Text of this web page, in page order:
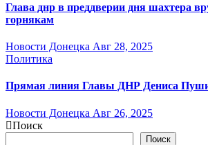
Глава днр в преддверии дня шахтера
горнякам
Новости Донецка Авг 28, 2025
Политика
Прямая линия Главы ДНР Дениса
Новости Донецка Авг 26, 2025
Поиск
Поиск